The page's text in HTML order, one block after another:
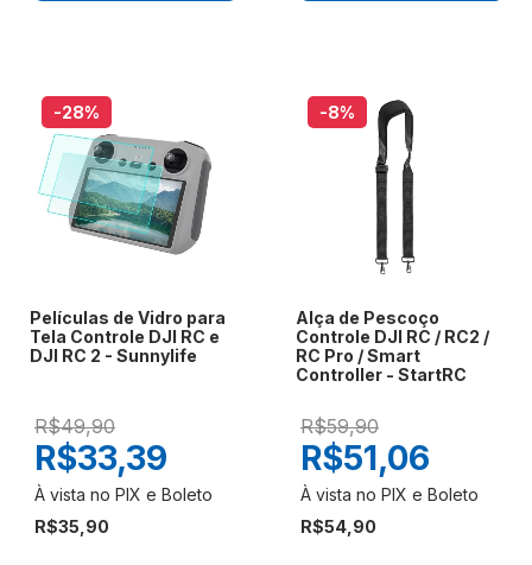
-28%
Películas de Vidro para
Tela Controle DJI RC e
DJI RC 2 - Sunnylife
R$49,90
R$35,90
R$33,39
-8%
Alça de Pescoço
Controle DJI RC / RC2 /
RC Pro / Smart
Controller - StartRC
R$59,90
R$54,90
R$51,06